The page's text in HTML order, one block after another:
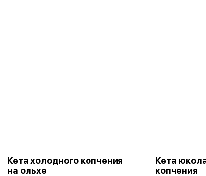
Кета холодного копчения
на ольхе
Кета
копчения